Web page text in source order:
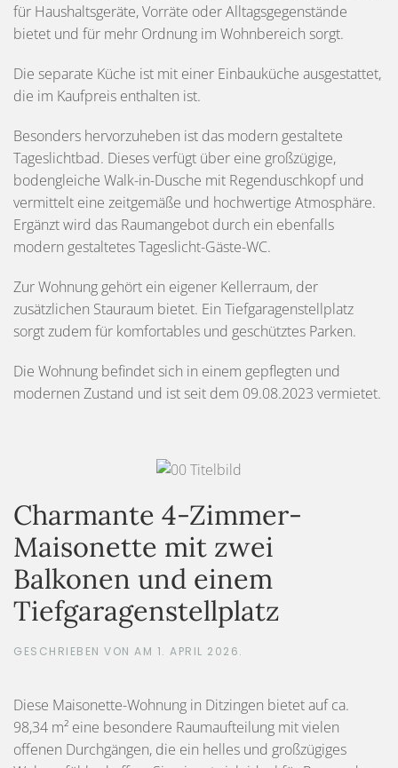
für Haushaltsgeräte, Vorräte oder Alltagsgegenstände
bietet und für mehr Ordnung im Wohnbereich sorgt.
Die separate Küche ist mit einer Einbauküche ausgestattet,
die im Kaufpreis enthalten ist.
Besonders hervorzuheben ist das modern gestaltete
Tageslichtbad. Dieses verfügt über eine großzügige,
bodengleiche Walk-in-Dusche mit Regenduschkopf und
vermittelt eine zeitgemäße und hochwertige Atmosphäre.
Ergänzt wird das Raumangebot durch ein ebenfalls
modern gestaltetes Tageslicht-Gäste-WC.
Zur Wohnung gehört ein eigener Kellerraum, der
zusätzlichen Stauraum bietet. Ein Tiefgaragenstellplatz
sorgt zudem für komfortables und geschütztes Parken.
Die Wohnung befindet sich in einem gepflegten und
modernen Zustand und ist seit dem 09.08.2023 vermietet.
Charmante 4-Zimmer-
Maisonette mit zwei
Balkonen und einem
Tiefgaragenstellplatz
GESCHRIEBEN VON AM 1. APRIL 2026.
Diese Maisonette-Wohnung in Ditzingen bietet auf ca.
98,34 m² eine besondere Raumaufteilung mit vielen
offenen Durchgängen, die ein helles und großzügiges